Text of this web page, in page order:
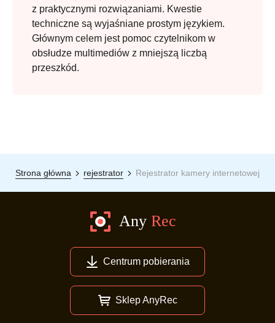
Krok 5.
z praktycznymi rozwiązaniami. Kwestie
techniczne są wyjaśniane prostym językiem.
Głównym celem jest pomoc czytelnikom w
obsłudze multimediów z mniejszą liczbą
przeszkód.
Strona główna rejestrator Rejestrator kamery internetowej
Centrum pobierania
Sklep AnyRec